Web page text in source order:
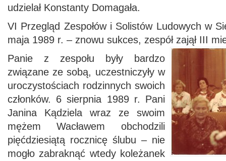
udzielał Konstanty Domagała.
VI Przegląd Zespołów i Solistów Ludowych w
maja 1989 r. – znowu sukces, zespół zajął III
Panie z zespołu były bardzo
związane ze sobą, uczestniczyły w
uroczystościach rodzinnych swoich
członków. 6 sierpnia 1989 r. Pani
Janina Kądziela wraz ze swoim
mężem Wacławem obchodzili
pięćdziesiątą rocznicę ślubu – nie
mogło zabraknąć wtedy koleżanek